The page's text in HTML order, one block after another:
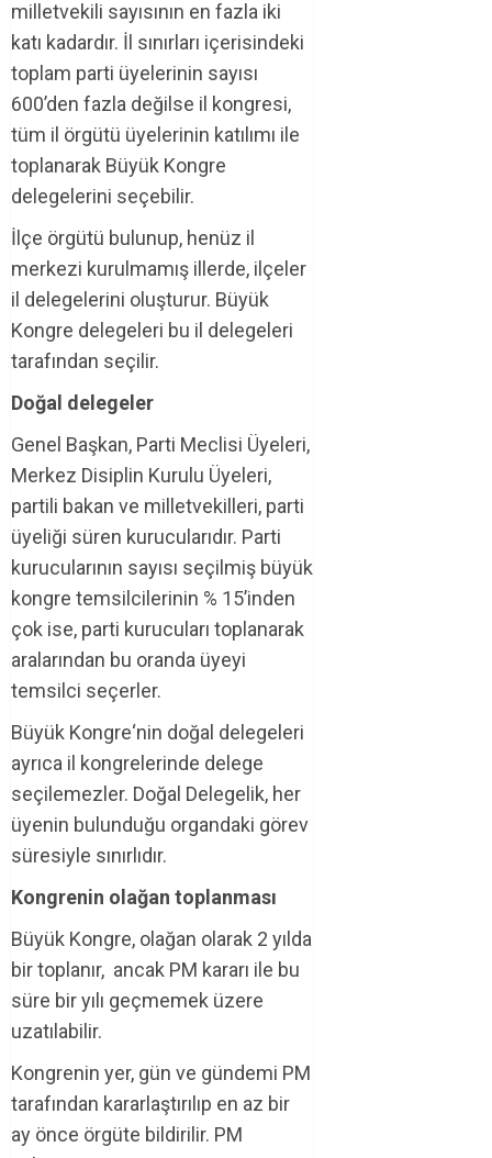
milletvekili sayısının en fazla iki
katı kadardır. İl sınırları içerisindeki
toplam parti üyelerinin sayısı
600’den fazla değilse il kongresi,
tüm il örgütü üyelerinin katılımı ile
toplanarak Büyük Kongre
delegelerini seçebilir.
İlçe örgütü bulunup, henüz il
merkezi kurulmamış illerde, ilçeler
il delegelerini oluşturur. Büyük
Kongre delegeleri bu il delegeleri
tarafından seçilir.
Doğal delegeler
Genel Başkan, Parti Meclisi Üyeleri,
Merkez Disiplin Kurulu Üyeleri,
partili bakan ve milletvekilleri, parti
üyeliği süren kurucularıdır. Parti
kurucularının sayısı seçilmiş büyük
kongre temsilcilerinin % 15’inden
çok ise, parti kurucuları toplanarak
aralarından bu oranda üyeyi
temsilci seçerler.
Büyük Kongre‘nin doğal delegeleri
ayrıca il kongrelerinde delege
seçilemezler. Doğal Delegelik, her
üyenin bulunduğu organdaki görev
süresiyle sınırlıdır.
Kongrenin olağan toplanması
Büyük Kongre, olağan olarak 2 yılda
bir toplanır, ancak PM kararı ile bu
süre bir yılı geçmemek üzere
uzatılabilir.
Kongrenin yer, gün ve gündemi PM
tarafından kararlaştırılıp en az bir
ay önce örgüte bildirilir. PM